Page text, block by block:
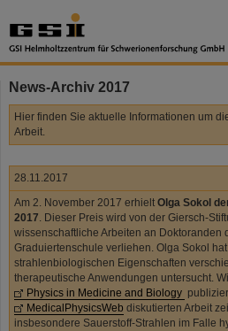
News-Archiv 2017
Hier finden Sie aktuelle Informationen um
Arbeit.
28.11.2017
Am 2. November 2017 erhielt Olga Sokol
2017. Dieser Preis wird von der Giersch-
wissenschaftliche Arbeiten an Doktoranden
Graduiertenschule verliehen. Olga Sokol
strahlenbiologischen Eigenschaften
therapeutische Anwendungen untersucht.
Physics in Medicine and Biology
MedicalPhysicsWeb diskutierten Arbeit
insbesondere Sauerstoff-Strahlen im Falle